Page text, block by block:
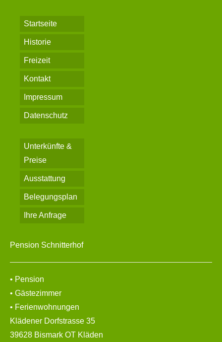
Startseite
Historie
Freizeit
Kontakt
Impressum
Datenschutz
Unterkünfte &
Preise
Ausstattung
Belegungsplan
Ihre Anfrage
Pension Schnitterhof
• Pension
• Gästezimmer
• Ferienwohnungen
Klädener Dorfstrasse 35
39628 Bismark OT Kläden